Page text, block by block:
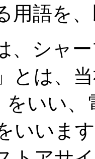
用語を
、シャ
とは、
をいい
いいま